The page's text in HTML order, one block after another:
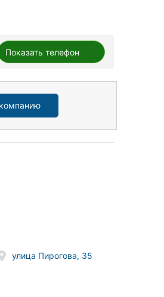
Показать телефон
улица Пирогова, 35